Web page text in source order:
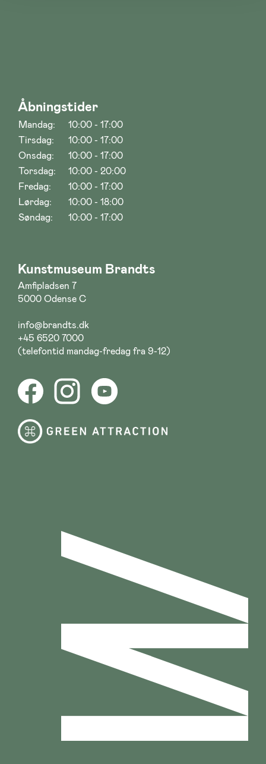
Åbningstider
Mandag:
10:00 - 17:00
Tirsdag:
10:00 - 17:00
Onsdag:
10:00 - 17:00
Torsdag:
10:00 - 20:00
Fredag:
10:00 - 17:00
Lørdag:
10:00 - 18:00
Søndag:
10:00 - 17:00
Kunstmuseum Brandts
Amfipladsen 7
5000 Odense C
info@brandts.dk
+45 6520 7000
(telefontid mandag-fredag fra 9-12)